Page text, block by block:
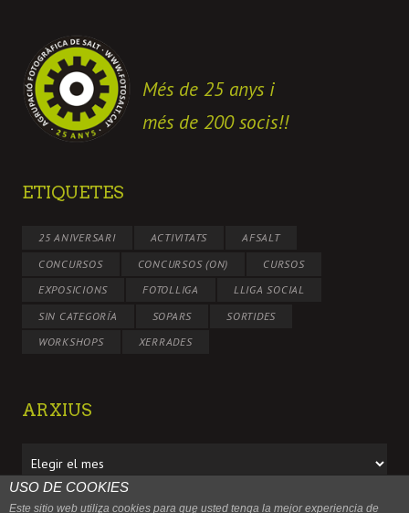
Més de 25 anys i
més de 200 socis!!
ETIQUETES
25 ANIVERSARI ACTIVITATS
AFSALT
CONCURSOS
CONCURSOS (ON)
CURSOS
EXPOSICIONS
FOTOLLIGA
LLIGA SOCIAL
SIN CATEGORÍA
SOPARS
SORTIDES
WORKSHOPS
XERRADES
ARXIUS
USO DE COOKIES
Este sitio web utiliza cookies para que usted tenga la mejor experiencia de